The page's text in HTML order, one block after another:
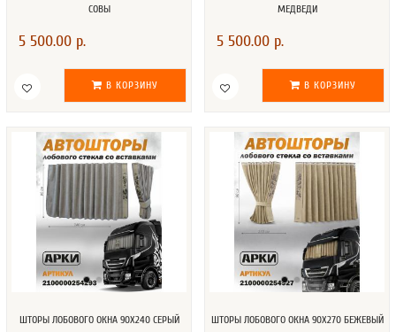
СОВЫ
5 500.00 р.
В КОРЗИНУ
МЕДВЕДИ
5 500.00 р.
В КОРЗИНУ
ШТОРЫ ЛОБОВОГО ОКНА 90Х240 СЕРЫЙ
ШТОРЫ ЛОБОВОГО ОКНА 90Х270 БЕЖЕВЫЙ